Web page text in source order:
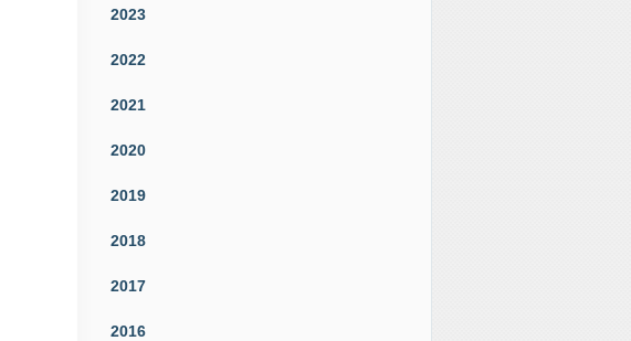
2023
2022
2021
2020
2019
2018
2017
2016